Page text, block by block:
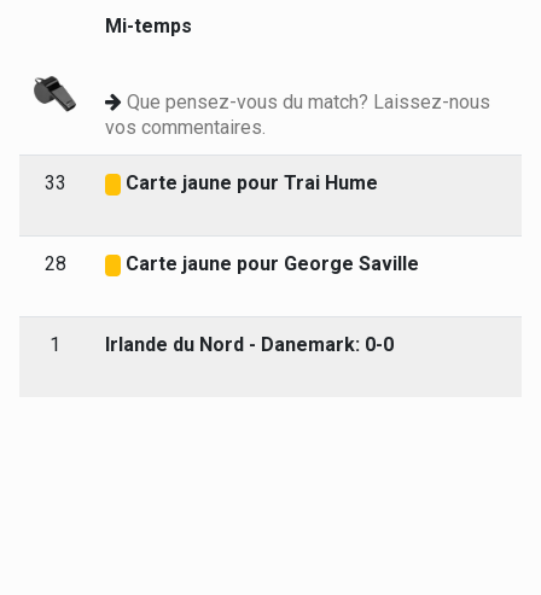
Mi-temps
Que pensez-vous du match? Laissez-nous
vos commentaires.
33 Carte jaune pour Trai Hume
28 Carte jaune pour George Saville
1 Irlande du Nord - Danemark: 0-0